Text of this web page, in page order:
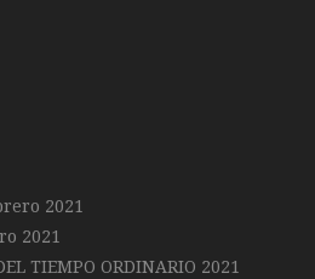
2021
2021
TIEMPO ORDINARIO 2021